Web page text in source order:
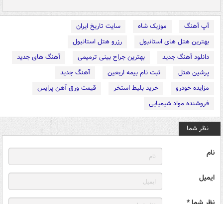
آپ آهنگ موزیک شاه
سایت تاریخ ایران
بهترین هتل های استانبول
رزرو هتل استانبول
دانلود آهنگ جدید
بهترین جراح بینی ترمیمی
آهنگ های جدید
پرشین هتل
ثبت نام بیمه اربعین
آهنگ جدید
مزایده خودرو
خرید بلیط استخر
قیمت ورق آهن پرایس
فروشنده مواد شیمیایی
نظر شما
نام
ایمیل